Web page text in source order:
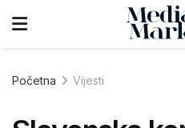
Početna Vijesti